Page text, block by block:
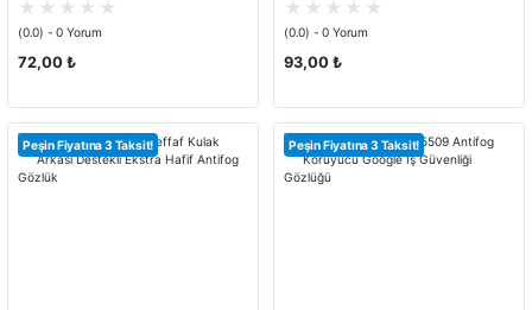
(0.0) - 0 Yorum
72,00 ₺
(0.0) - 0 Yorum
93,00 ₺
Peşin Fiyatına 3 Taksit! Peşin Fiyatına 3 Taksit!